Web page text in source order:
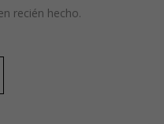
recién hecho.